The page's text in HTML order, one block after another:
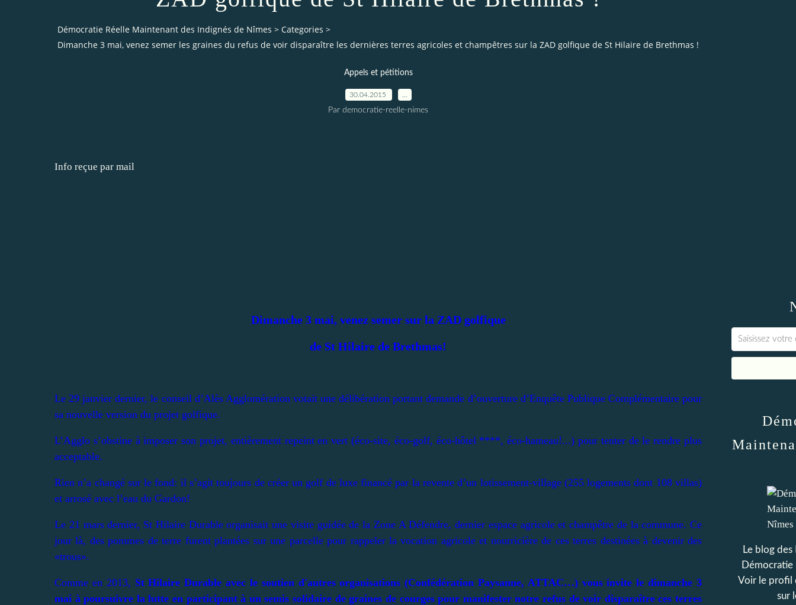
Démocratie Réelle Maintenant des Indignés de Nîmes > Categories >
Dimanche 3 mai, venez semer les graines du refus de voir disparaître les dernières terres agricoles et champêtres sur la ZAD golfique de St Hilaire de Brethmas !
Appels et pétitions
30.04.2015
Par democratie-reelle-nimes
Info reçue par mail
Dimanche3 mai, venez semer sur la ZAD golfique
de St Hilaire de Brethmas!
Le 29 janvier dernier, le conseil d’Alès Agglomération votait une délibération portant demande d’ouverture d’Enquête Publique Complémentaire pour
sa nouvelle version du projet golfique.
L’Agglo s’obstine à imposer son projet, entièrement repeint en vert (éco-site, éco-golf, éco-hôtel ****, éco-hameau!...) pour tenter de le rendre plus
acceptable.
Rien n’a changé sur le fond: il s’agit toujours de créer un golf de luxe financé par la revente d’un lotissement-village (255 logements dont 108 villas)
et arrosé avec l’eau du Gardon!
Le 21 mars dernier, St Hilaire Durable organisait une visite guidée de la Zone A Défendre, dernier espace agricole et champêtre de la commune. Ce
jour là, des pommes de terre furent plantées sur une parcelle pour rappeler la vocation agricole et nourricière de ces terres destinées à devenir des
«trous».
Comme en 2013, St Hilaire Durable avec le soutien d'autres organisations (Confédération Paysanne, ATTAC…) vous invite ledimanche 3
mai à poursuivre la lutte en participant à unsemis solidaire de graines de courges pour manifester notre refus de voir disparaître ces terres
Le blog
Démocratie
Voir le profil
sur